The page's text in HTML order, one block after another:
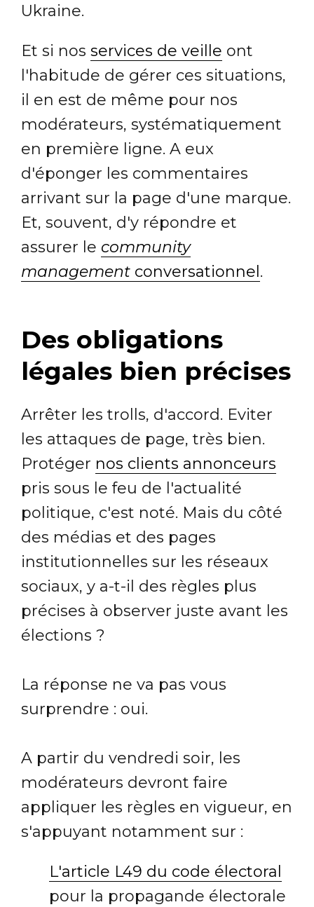
Ukraine.
Et si nos services de veille ont
l'habitude de gérer ces situations,
il en est de même pour nos
modérateurs, systématiquement
en première ligne. A eux
d'éponger les commentaires
arrivant sur la page d'une marque.
Et, souvent, d'y répondre et
assurer le community
management conversationnel.
Des obligations
légales bien précises
Arrêter les trolls, d'accord. Eviter
les attaques de page, très bien.
Protéger nos clients annonceurs
pris sous le feu de l'actualité
politique, c'est noté. Mais du côté
des médias et des pages
institutionnelles sur les réseaux
sociaux, y a-t-il des règles plus
précises à observer juste avant les
élections ?
La réponse ne va pas vous
surprendre : oui.
A partir du vendredi soir, les
modérateurs devront faire
appliquer les règles en vigueur, en
s'appuyant notamment sur :
L'article L49 du code électoral
pour la propagande électorale